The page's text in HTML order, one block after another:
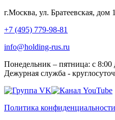
г.Москва, ул. Братеевская, дом
+7 (495) 779-98-81
info@holding-rus.ru
Понедельник – пятница: с 8:00
Дежурная служба -
Политика конфиденциальности